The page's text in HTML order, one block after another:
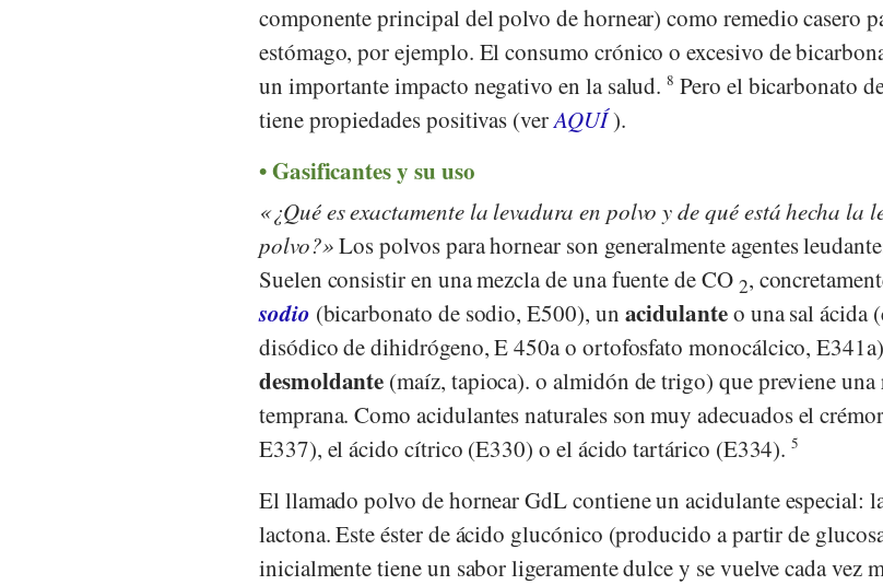
componente principal del polvo de hornear) como remedio casero
estómago, por ejemplo. El consumo crónico o excesivo de
un importante impacto negativo en la salud.8 Pero el bicarbonato
tiene propiedades positivas (verAQUÍ).
Gasificantes y su uso
¿Qué es exactamente la levadura en polvo y de qué está hecha la
polvo? Los polvos para hornear son generalmente agentes
Suelen consistir en una mezcla de una fuente de CO 2,
sodio (bicarbonato de sodio, E500), un acidulanteo una sal ácida
disódico de dihidrógeno, E 450a o ortofosfato monocálcico,
desmoldante (maíz, tapioca). o almidón de trigo) que previene una
temprana. Como acidulantes naturales son muy adecuados el
E337), el ácido cítrico (E330) o el ácido tartárico (E334).5
El llamado polvo de hornear GdL contiene un acidulante especial:
lactona. Este éster de ácido glucónico (producido a partir de
inicialmente tiene un sabor ligeramente dulce y se vuelve cada vez